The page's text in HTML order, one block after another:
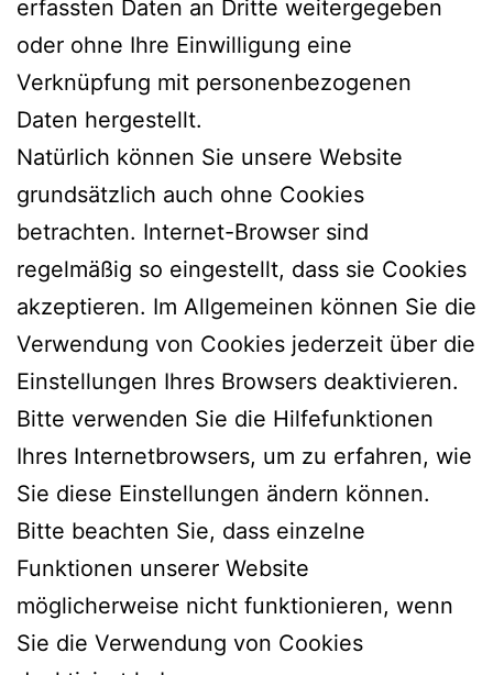
erfassten Daten an Dritte weitergegeben
oder ohne Ihre Einwilligung eine
Verknüpfung mit personenbezogenen
Daten hergestellt.
Natürlich können Sie unsere Website
grundsätzlich auch ohne Cookies
betrachten. Internet-Browser sind
regelmäßig so eingestellt, dass sie Cookies
akzeptieren. Im Allgemeinen können Sie die
Verwendung von Cookies jederzeit über die
Einstellungen Ihres Browsers deaktivieren.
Bitte verwenden Sie die Hilfefunktionen
Ihres Internetbrowsers, um zu erfahren, wie
Sie diese Einstellungen ändern können.
Bitte beachten Sie, dass einzelne
Funktionen unserer Website
möglicherweise nicht funktionieren, wenn
Sie die Verwendung von Cookies